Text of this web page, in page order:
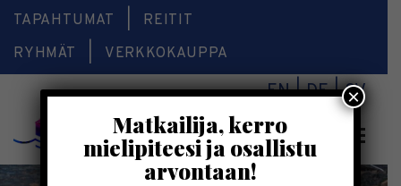
TAPAHTUMAT
REITIT
RYHMÄT
VERKKOKAUPPA
EN DE SV
Matkailija, kerro
mielipiteesi ja osallistu
arvontaan!
×